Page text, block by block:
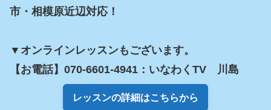
市・相模原近辺対応！
▼オンラインレッスンもございます。
【お電話】070-6601-4941：いなわくTV　川島
レッスンの詳細はこちらから